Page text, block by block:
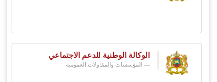
الوكالة الوطنية للدعم الاجتماعي
المؤسسات والمقاولات العمومية